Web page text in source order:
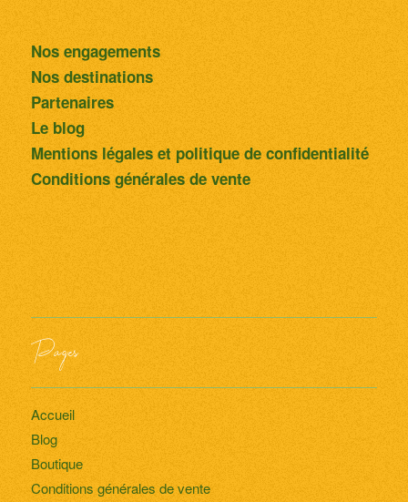
Nos engagements
Nos destinations
Partenaires
Le blog
Mentions légales et politique de confidentialité
Conditions générales de vente
Pages
Accueil
Blog
Boutique
Conditions générales de vente